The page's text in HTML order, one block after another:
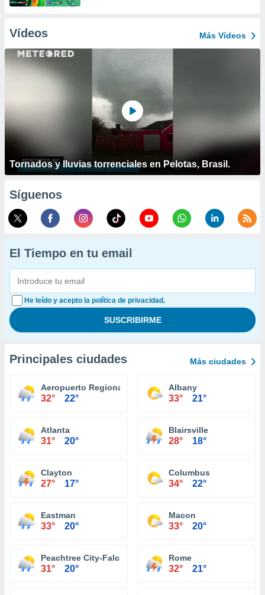
Vídeos Más Vídeos
Tornados y lluvias torrenciales en Pelotas, Brasil.
Síguenos
El Tiempo en tu email
He leído y acepto la política de privacidad.
Principales ciudades Más ciudades
Aeropuerto Regional Augusta
32° 22°
Albany
33° 21°
Atlanta
31° 20°
Blairsville
28° 18°
Clayton
27° 17°
Columbus
34° 22°
Eastman
33° 20°
Macon
33° 20°
Peachtree City-Falcon Field Atlanta
31° 20°
Rome
32° 21°